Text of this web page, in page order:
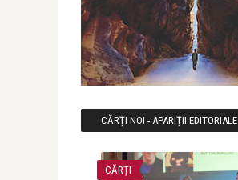
CĂRȚI NOI - APARIȚII EDITORIALE
CĂRȚI